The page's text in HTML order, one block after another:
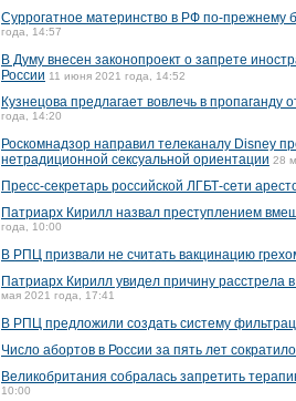
Суррогатное материнство в РФ по-прежнему
года, 14:57
В Думу внесен законопроект о запрете
России 11 июня 2021 года, 14:52
Кузнецова предлагает вовлечь в
года, 14:20
Роскомнадзор направил телеканалу Disney
нетрадиционной сексуальной ориентации 28
Пресс-секретарь российской ЛГБТ-сети
Патриарх Кирилл назвал преступлением
года, 10:00
В РПЦ призвали не считать вакцинацию
Патриарх Кирилл увидел причину расстрела
мая 2021 года, 17:41
В РПЦ предложили создать систему
Число абортов в России за пять лет
Великобритания собралась запретить
10:00